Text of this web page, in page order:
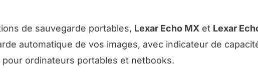
de sauvegarde portables, Lexar Echo MX et Lexar
automatique de vos images, avec indicateur de
ordinateurs portables et netbooks.